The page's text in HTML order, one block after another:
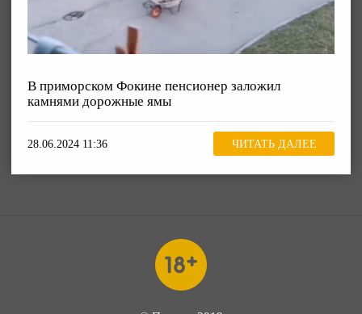
В приморском Фокине пенсионер заложил
камнями дорожные ямы
28.06.2024 11:36 ЧИТАТЬ ДАЛЕЕ